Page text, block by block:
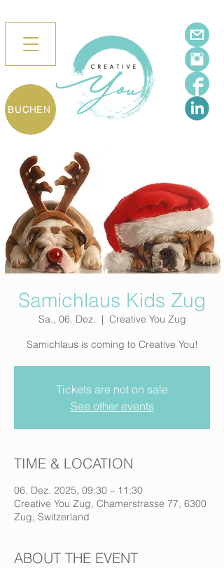
BUCHEN
Samichlaus Kids Zug
Sa., 06. Dez.
  |
Creative You Zug
Samichlaus is coming to Creative You!
Tickets are not on sale
See other events
TIME & LOCATION
06. Dez. 2025, 09:30 – 11:30
Creative You Zug, Chamerstrasse 77, 6300
Zug, Switzerland
ABOUT THE EVENT